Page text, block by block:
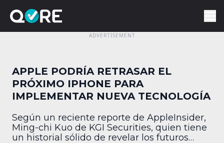
APPLE PODRÍA RETRASAR EL
PRÓXIMO IPHONE PARA
IMPLEMENTAR NUEVA TECNOLOGÍA
Según un reciente reporte de AppleInsider,
Ming-chi Kuo de KGI Securities, quien tiene
un historial sólido de revelar los futuros